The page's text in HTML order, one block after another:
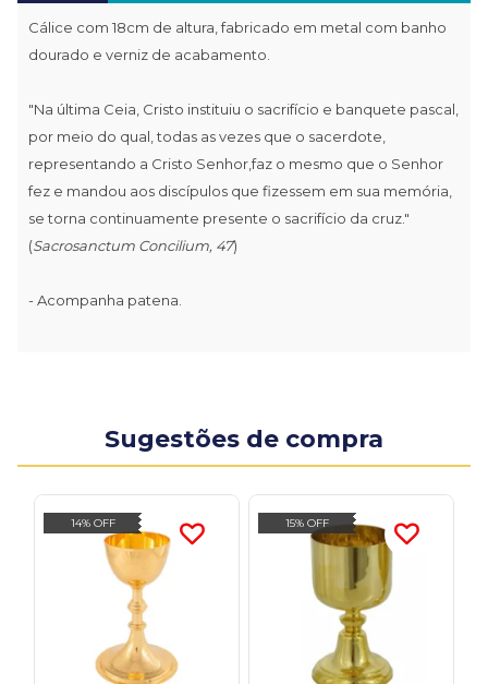
Cálice com 18cm de altura, fabricado em metal com banho
dourado e verniz de acabamento.
"Na última Ceia, Cristo instituiu o sacrifício e banquete pascal,
por meio do qual, todas as vezes que o sacerdote,
representando a Cristo Senhor,faz o mesmo que o Senhor
fez e mandou aos discípulos que fizessem em sua memória,
se torna continuamente presente o sacrifício da cruz."
(Sacrosanctum Concilium, 47)
- Acompanha patena.
Sugestões de compra
14% OFF 15% OFF